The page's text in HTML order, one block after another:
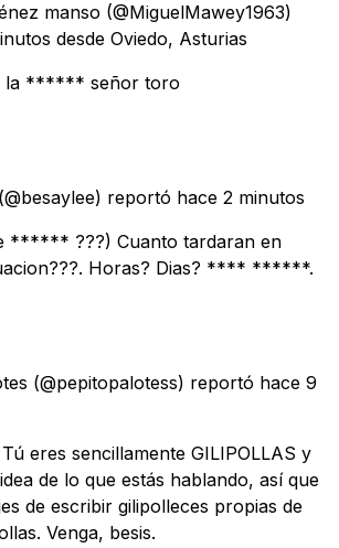
manso (@MiguelMawey1963)
desde Oviedo, Asturias
la ****** señor toro
(@besaylee) reportó hace 2 minutos
****** ???) Cuanto tardaran en
Horas? Dias? **** ******.
(@pepitopalotess) reportó hace 9
eres sencillamente GILIPOLLAS y
de lo que estás hablando, así que
de escribir gilipolleces propias de
Venga, besis.